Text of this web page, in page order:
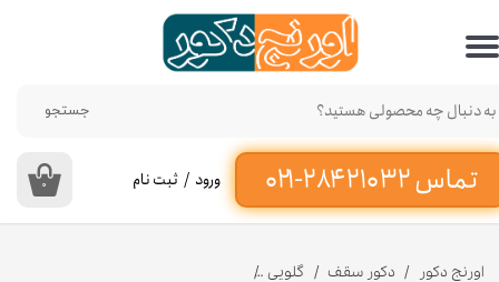
تماس ۳۲ ۲۱۰ ۲۸۴-۰۲۱‌
جستجو
۰ ورود / ثبت نام
حساب کاربری من
تغییر گذر واژه
سفارشات
خروج از حساب کاربری
اورنج دکور دکور سقف گلویی